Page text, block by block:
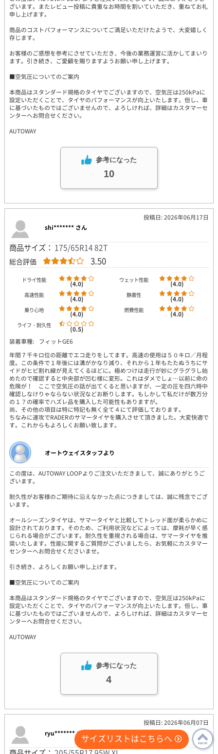
ざいます。またレビュー投稿に貴重なお時間を割いていただき、重ねてお礼
申し上げます。
商品のコストパフォーマンスについてご満足いただけたようで、大変嬉しく
存じます。
お客様のご感想を参考にさせていただき、今後の業務運営に活かしてまいり
ます。引き続き、ご愛顧を賜りますようお願い申し上げます。
■空気圧についてのご案内
本商品はスタンダード規格のタイヤでございますので、空気圧は250kPaに
設定いただくことで、タイヤのパフォーマンスが向上いたします。但し、車
に基づいたものではございませんので、よろしければ、詳細はカスタマーセ
ンターへお問合せください。
AUTOWAY
参考になった
10
投稿日: 2026年06月17日
shi******* さん
商品サイズ： 175/65R14 82T
総合評価 3.50
ドライ性能 (4.0) ウェット性能 (4.0)
高速性能 (4.0) 静粛性 (4.0)
乗り心地 (4.0) 燃費性能 (4.0)
ライフ・耐久性
(0.5)
装着車種:
フィットGE6
年間７千キロ位の距離でエコ走りをしてます。高速の使用は５０キロ／月程
度。この条件で１年後には溝がかなり減り、それから１年もたたぬうちにサ
イドがヒビ割れ線が見えてくるほどに。極めつけは走行が妙にグラグラし始
めたので確認すると中央部が凹む様に変形。これはダメでしょ…以前に命の
危険が！ ここで空気圧の話が出てくると思いますが、一定の圧を四六時中
確認しなけりゃならない状況などお断りします。もしかして私だけが数万分
の１？の確率でハズレ品を購入した可能性もありますが。
尚、その他の項目は特に特記も無く全て４にて評価しております。
ちなみに速攻でRADERのサマータイヤを購入させて頂きました。大変快適で
す。これからもよろしくお願い致します。
オートウェイスタッフより
この度は、AUTOWAY LOOPよりご注文いただきまして、誠にありがとうご
ざいます。
耐久性がお客様のご期待に沿えなかった点につきましては、誠に残念でござ
います。
オールシーズンタイヤは、サマータイヤと比較してトレッド面が柔らかめに
設計されております。そのため、ご利用状況などによっては、摩耗が早く感
じられる場合がございます。耐久性を重視される場合は、サマータイヤを推
奨いたします。性能に関するご質問がございましたら、お気軽にカスタマー
センターへお問合せくださいませ。
引き続き、よろしくお願い申し上げます。
■空気圧についてのご案内
本商品はスタンダード規格のタイヤでございますので、空気圧は250kPaに
設定いただくことで、タイヤのパフォーマンスが向上いたします。但し、車
に基づいたものではございませんので、よろしければ、詳細はカスタマーセ
ンターへお問合せください。
AUTOWAY
参考になった
4
投稿日: 2026年06月07日
ryu******* さんサイズリストはこちらへ